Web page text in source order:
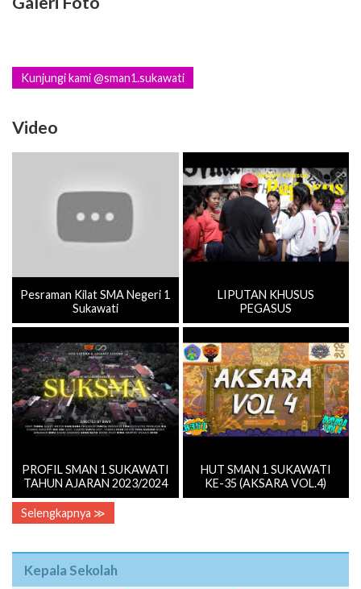
Kunjungi kami @sman1.sukawati
Video
Pesraman Kilat SMA Negeri 1
Sukawati
LIPUTAN KHUSUS
PEGASUS
PROFIL SMAN 1 SUKAWATI
TAHUN AJARAN 2023/2024
HUT SMAN 1 SUKAWATI
KE-35 (AKSARA VOL.4)
Selengkapnya ≫
Kepala Sekolah